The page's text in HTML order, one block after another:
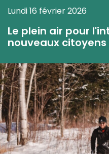
Lundi 16 février 2026
Le plein air pour
nouveaux citoyens